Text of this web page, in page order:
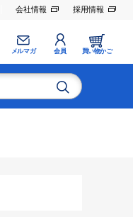
会社情報 採用情報
メルマガ 会員 買い物かご